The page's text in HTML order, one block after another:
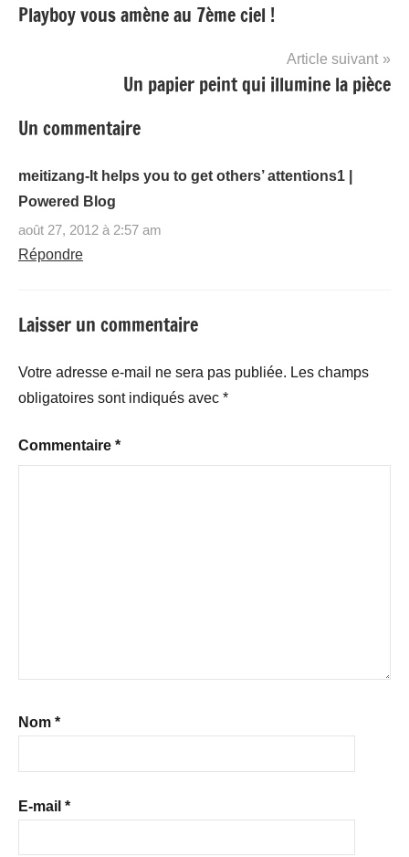
de
Playboy vous amène au 7ème ciel !
Article suivant
Un papier peint qui illumine la pièce
Un commentaire
meitizang-It helps you to get others’ attentions1 |
Powered Blog
août 27, 2012 à 2:57 am
Répondre
Laisser un commentaire
Votre adresse e-mail ne sera pas publiée. Les champs
obligatoires sont indiqués avec *
Commentaire *
Nom *
E-mail *